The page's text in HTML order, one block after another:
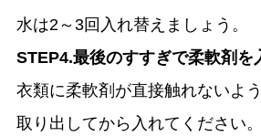
水は2～3回入れ替えましょう。
STEP4.最後のすすぎで柔軟剤を
衣類に柔軟剤が直接触れないよ
取り出してから入れてください。